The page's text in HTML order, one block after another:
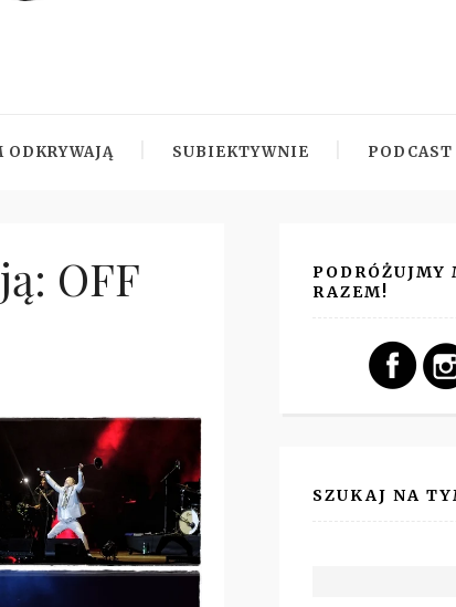
ODKRYWAJĄ SUBIEKTYWNIE PODCAST
OFF
PODRÓŻUJMY
RAZEM!
SZUKAJ NA